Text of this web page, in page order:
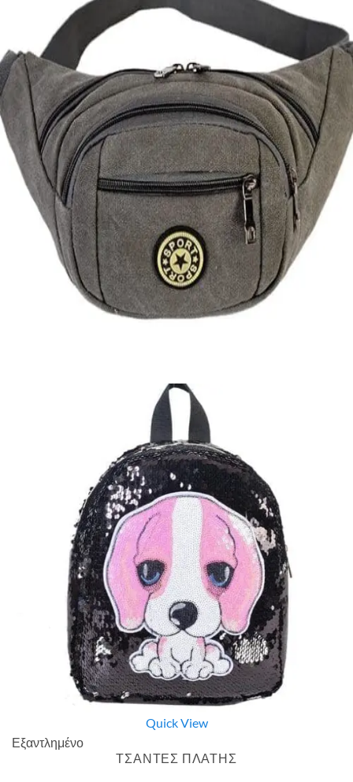
Quick View
Εξαντλημένο
ΑΝΔΡΙΚΑ ΤΣΑΝΤΑΚΙΑ ΜΕΣΗΣ
Τσαντάκι μέσης καμβάς
Quick View
Εξαντλημένο
ΤΣΑΝΤΕΣ ΠΛΑΤΗΣ